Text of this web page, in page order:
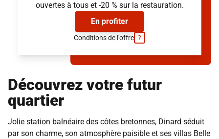
(provisions sur charges et services inclus, hors électricité)
Demander la brochure
(provisions sur charges et services inclus, hors électricité)
ouvertes à tous et -20 % sur la restauration.
En profiter
Conditions de l'offre ?
Découvrez votre futur
quartier
Jolie station balnéaire des côtes bretonnes, Dinard séduit
par son charme, son atmosphère paisible et ses villas Belle